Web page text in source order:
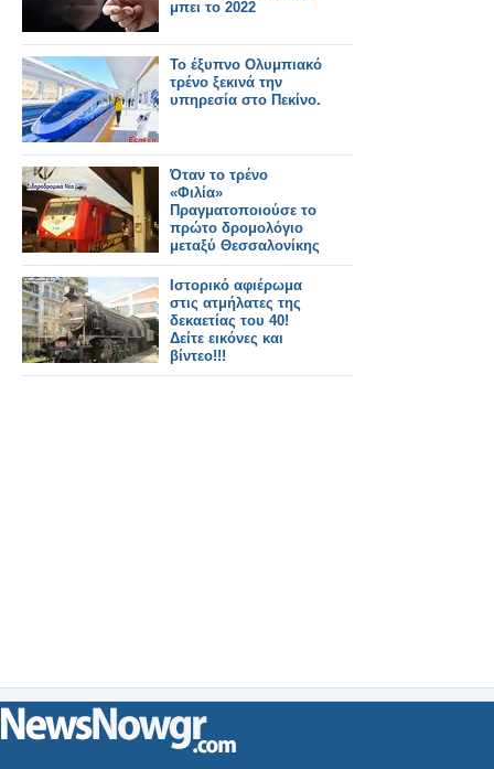
μπει το 2022
Το έξυπνο Ολυμπιακό
τρένο ξεκινά την
υπηρεσία στο Πεκίνο.
Όταν το τρένο
«Φιλία»
Πραγματοποιούσε το
πρώτο δρομολόγιο
μεταξύ Θεσσαλονίκης
-
Κωνσταντινούπολης.
Ιστορικό αφιέρωμα
στις ατμήλατες της
δεκαετίας του 40!
Δείτε εικόνες και
βίντεο!!!